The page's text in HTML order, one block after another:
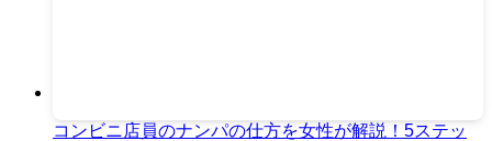
コンビニ店員のナンパの仕方を女性が解説！5ステッ